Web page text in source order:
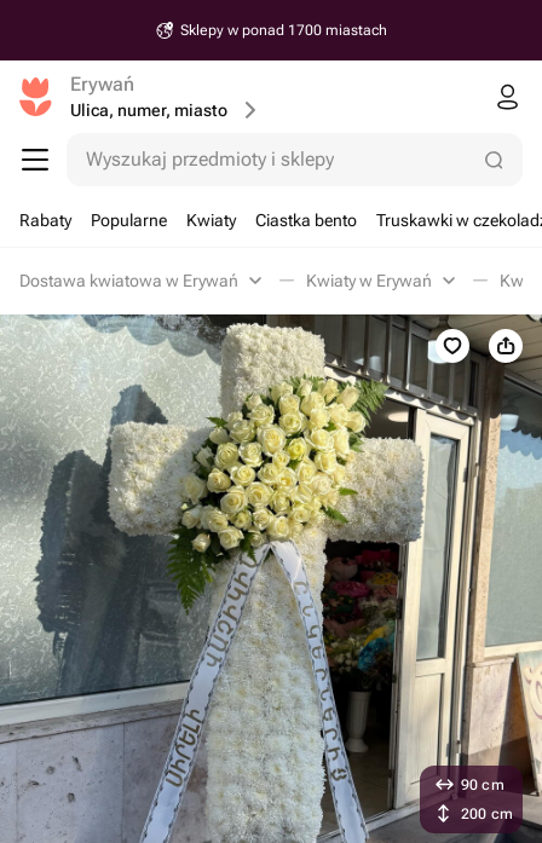
Sklepy w ponad 1700 miastach
Erywań
Ulica, numer, miasto
Wyszukaj przedmioty i sklepy
Rabaty Popularne Kwiaty Ciastka bento Truskawki w
Dostawa kwiatowa w Erywań Kwiaty w Erywań
90 cm
200 cm